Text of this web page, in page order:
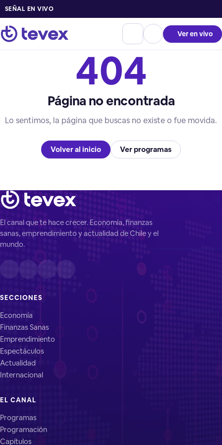
SEÑAL EN VIVO
Ver en vivo
404
Página no encontrada
Lo sentimos, la página que buscas no existe o fue movida.
Volver al inicio Ver programas
El canal que te hace crecer. Economía, finanzas
sanas, emprendimiento y actualidad de Chile y el
mundo.
SECCIONES
Economía
Finanzas Sanas
Emprendimiento
Espectáculos
Actualidad
Internacional
EL CANAL
Programas
Programación
Capítulos